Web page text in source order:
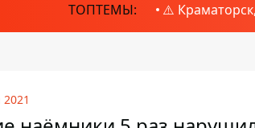
ТОПТЕМЫ: ⚠️